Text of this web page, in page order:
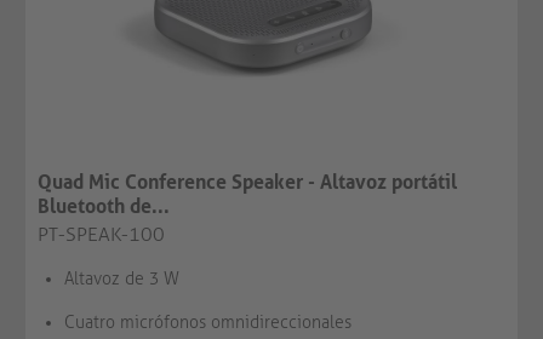
Quad Mic Conference Speaker - Altavoz portátil
Bluetooth de...
PT-SPEAK-100
Altavoz de 3 W
Cuatro micrófonos omnidireccionales